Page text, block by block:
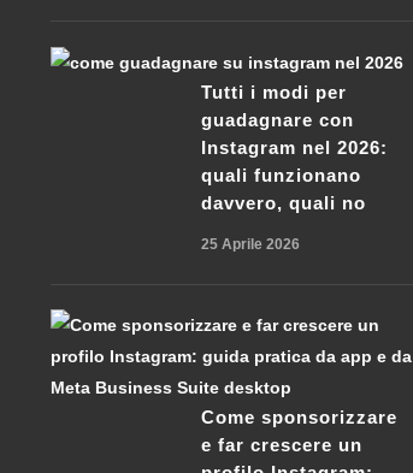
Tutti i modi per
guadagnare con
Instagram nel 2026:
quali funzionano
davvero, quali no
25 Aprile 2026
Come sponsorizzare
e far crescere un